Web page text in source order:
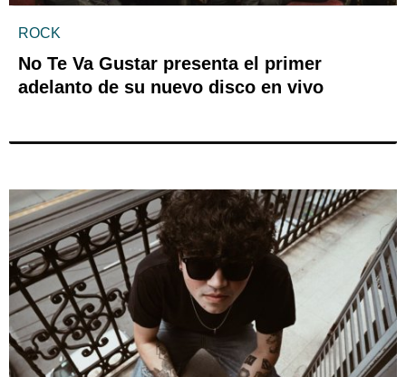
ROCK
No Te Va Gustar presenta el primer
adelanto de su nuevo disco en vivo